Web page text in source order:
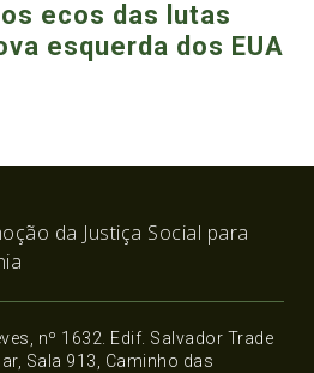
ecos das lutas
esquerda dos EUA
da Justiça Social para
nº 1632. Edif. Salvador Trade
Sala 913, Caminho das